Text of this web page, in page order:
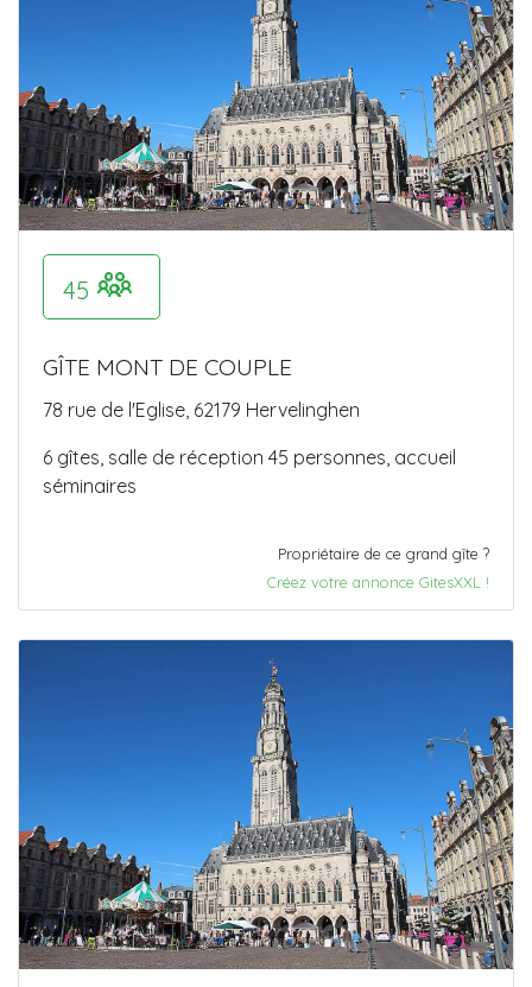
45
GÎTE MONT DE COUPLE
78 rue de l'Eglise, 62179 Hervelinghen
6 gîtes, salle de réception 45 personnes, accueil
séminaires
Propriétaire de ce grand gîte ?
Créez votre annonce GitesXXL !